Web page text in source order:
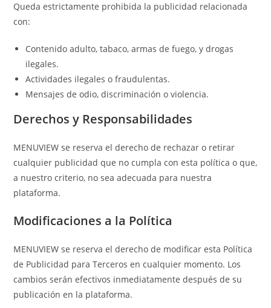
Queda estrictamente prohibida la publicidad relacionada
con:
Contenido adulto, tabaco, armas de fuego, y drogas
ilegales.
Actividades ilegales o fraudulentas.
Mensajes de odio, discriminación o violencia.
Derechos y Responsabilidades
MENUVIEW se reserva el derecho de rechazar o retirar
cualquier publicidad que no cumpla con esta política o que,
a nuestro criterio, no sea adecuada para nuestra
plataforma.
Modificaciones a la Política
MENUVIEW se reserva el derecho de modificar esta Política
de Publicidad para Terceros en cualquier momento. Los
cambios serán efectivos inmediatamente después de su
publicación en la plataforma.